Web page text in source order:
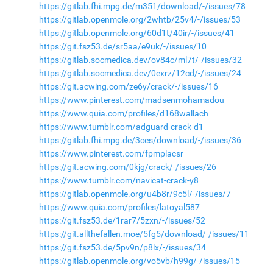
https://gitlab.fhi.mpg.de/m351/download/-/issues/78
https://gitlab.openmole.org/2whtb/25v4/-/issues/53
https://gitlab.openmole.org/60d1t/40ir/-/issues/41
https://git.fsz53.de/sr5aa/e9uk/-/issues/10
https://gitlab.socmedica.dev/ov84c/ml7t/-/issues/32
https://gitlab.socmedica.dev/0exrz/12cd/-/issues/24
https://git.acwing.com/ze6y/crack/-/issues/16
https://www.pinterest.com/madsenmohamadou
https://www.quia.com/profiles/d168wallach
https://www.tumblr.com/adguard-crack-d1
https://gitlab.fhi.mpg.de/3ces/download/-/issues/36
https://www.pinterest.com/fpmplacsr
https://git.acwing.com/0kjg/crack/-/issues/26
https://www.tumblr.com/navicat-crack-y8
https://gitlab.openmole.org/u4b8r/9c5l/-/issues/7
https://www.quia.com/profiles/latoyal587
https://git.fsz53.de/1rar7/5zxn/-/issues/52
https://git.allthefallen.moe/5fg5/download/-/issues/11
https://git.fsz53.de/5pv9n/p8lx/-/issues/34
https://gitlab.openmole.org/vo5vb/h99g/-/issues/15